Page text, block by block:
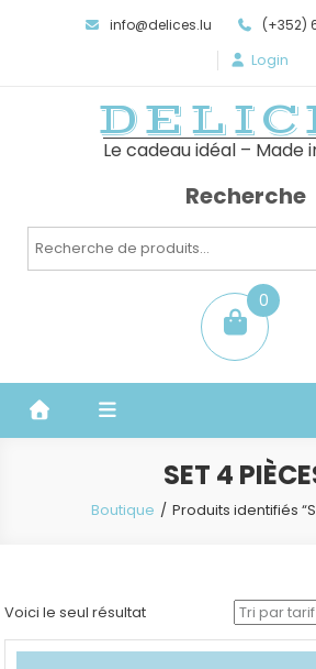
info@delices.lu (+352)
Login
Le cadeau idéal – Made
Recherche
Recherche
0
item
SET 4
Boutique Produits identifiés
Voici le seul résultat